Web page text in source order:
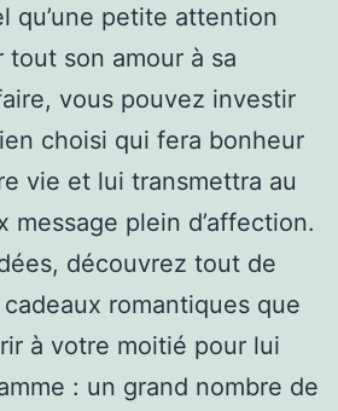
qu’une petite attention
tout son amour à sa
vous pouvez investir
choisi qui fera bonheur
vie et lui transmettra au
message plein d’affection.
découvrez tout de
romantiques que
à votre moitié pour lui
: un grand nombre de